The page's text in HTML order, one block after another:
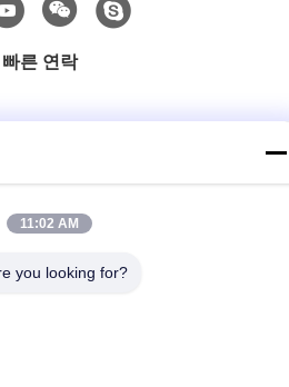
빠른 연락
1호 Huilong Road, 롱강 지구,?? 진, 중
11:02 AM
you looking for?